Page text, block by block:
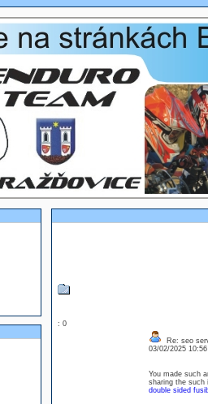
: 0
Re: seo
03/02/2025
You made such
sharing the such
double sided